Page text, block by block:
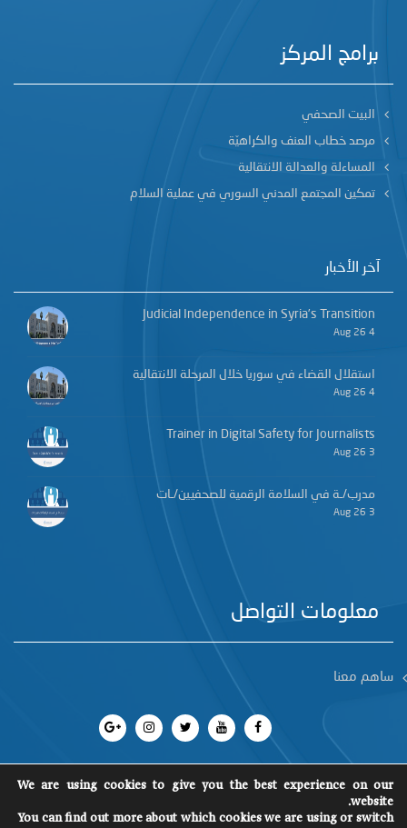
برامج المركز
البيت الصحفي
مرصد خطاب العنف والكراهيّة
المساءلة والعدالة الانتقالية
تمكين المجتمع المدني السوري في عملية السلام
آخر الأخبار
Judicial Independence in Syria’s Transition
4 Aug 26
استقلال القضاء في سوريا خلال المرحلة الانتقالية
4 Aug 26
Trainer in Digital Safety for Journalists
3 Aug 26
مدرب/ـة في السلامة الرقمية للصحفيين/ـات
3 Aug 26
معلومات التواصل
ساهم معنا
جميع الحقوق محفوظة 2018 SCM
©
We are using cookies to give you the best experience on our
website.
You can find out more about which cookies we are using or switch